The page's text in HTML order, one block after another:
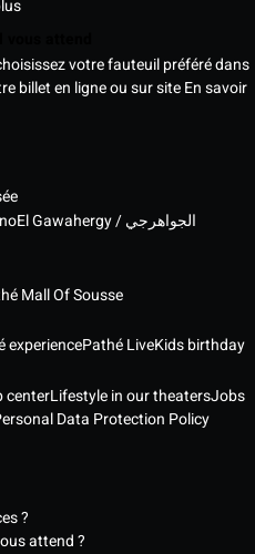
votre fauteuil préféré dans
billet en ligne ou sur siteEn savoir
El Gawahergy / الجواهرجي
Mall Of Sousse
experiencePathé LiveKids birthday
centerLifestyle in our theatersJobs
Data Protection Policy
?
attend ?